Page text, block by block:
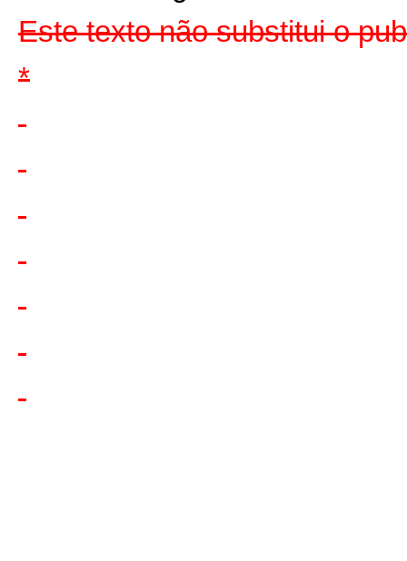
Este texto não substitui o
*